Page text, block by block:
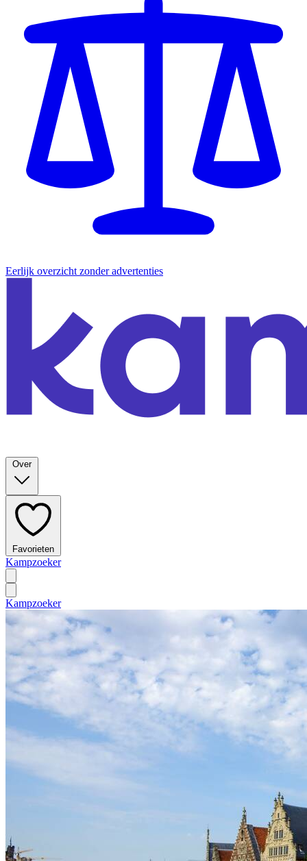
Eerlijk overzicht zonder advertenties
Over
Favorieten
Kampzoeker
Kampzoeker